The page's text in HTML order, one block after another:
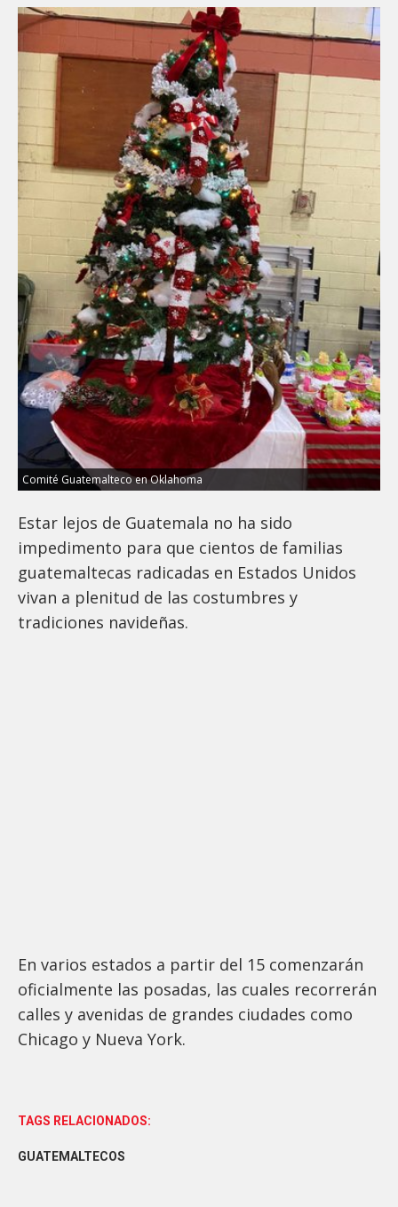
Comité Guatemalteco en Oklahoma
Estar lejos de Guatemala no ha sido
impedimento para que cientos de familias
guatemaltecas radicadas en Estados Unidos
vivan a plenitud de las costumbres y
tradiciones navideñas.
En varios estados a partir del 15 comenzarán
oficialmente las posadas, las cuales recorrerán
calles y avenidas de grandes ciudades como
Chicago y Nueva York.
TAGS RELACIONADOS:
GUATEMALTECOS